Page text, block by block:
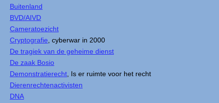
Buitenland
BVD/AIVD
Cameratoezicht
Cryptografie , cyberwar in 2000
De tragiek van de geheime dienst
De zaak Bosio
Demonstratierecht , Is er ruimte voor het recht
Dierenrechtenactivisten
DNA